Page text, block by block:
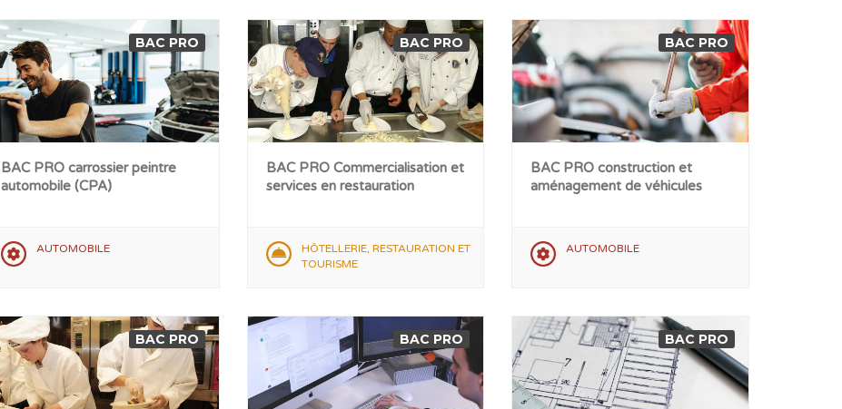
BAC PRO
BAC PRO carrossier peintre
automobile (CPA)
AUTOMOBILE
BAC PRO
BAC PRO Commercialisation et
services en restauration
HÔTELLERIE, RESTAURATION ET
TOURISME
BAC PRO
BAC PRO construction et
aménagement de véhicules
AUTOMOBILE
BAC PRO BAC PRO BAC PRO